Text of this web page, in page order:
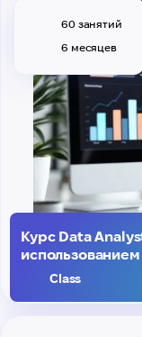
60 занятий
6 месяцев
Курс Data
использованием
Class